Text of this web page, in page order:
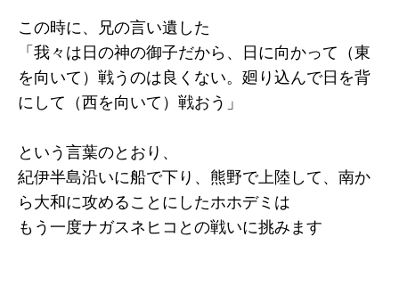
この時に、兄の言い遺した
「我々は日の神の御子だから、日に向かって（東
を向いて）戦うのは良くない。廻り込んで日を背
にして（西を向いて）戦おう」
という言葉のとおり、
紀伊半島沿いに船で下り、熊野で上陸して、南か
ら大和に攻めることにしたホホデミは
もう一度ナガスネヒコとの戦いに挑みます